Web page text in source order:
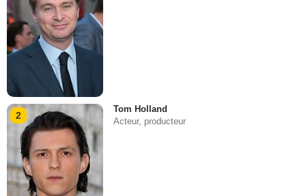
2
Tom Holland
Acteur, producteur